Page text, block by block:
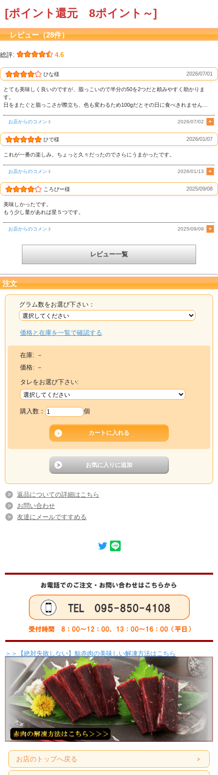
原料事情により、写真の通り 皮部分が白いものも含まれますが、
▽くじら日和スタッフオススメの食べ方▽
1. ハリハリ鍋や煮込み料理などに入れると鯨の旨味が広がり、より深い味わいの
出汁になります。
2. 脂がのった本皮に、あっさりとした味わいの赤肉を重ねると、より美味しくお
召し上がり頂けます。
本皮の上質な脂と赤肉が合わさることで、まるで尾の身のような味わいになりま
す。
保存方法-18℃以下で保存
賞味期限冷凍で3ヶ月（開封後はお早めにお召し上がりください）
内容量
お買い上げの際にお選び下さい
原産地
南氷洋産
原材料
ミンク鯨
お召し上
がり方
ブロックは、自然解凍後お好みの厚さにスライスしてお召し上がり下さ
い。
スライスは、自然解凍後そのままお召し上がりください。
かけポン酢等を付けてお召し上がり下さい。
[ポイント還元 8ポイント～]
レビュー（28件）
総評: 4.6
ひな様 2026/07/01
とても美味しく良いのですが、脂っこいので半分の50を2つだと頼みやすく助かりま
す。
日をまたぐと脂っこさが際立ち、色も変わるため100gだとその日に食べきれません…
お店からのコメント 2026/07/02
ひで様 2026/01/07
これが一番の楽しみ。ちょっと久々だったのでさらにうまかったです。
お店からのコメント 2026/01/13
ころぴー様 2025/09/08
美味しかったです。
もう少し量があれば星５つです。
お店からのコメント 2025/09/09
レビュー一覧
注文
グラム数をお選び下さい：
価格と在庫を一覧で確認する
在庫: －
価格: －
タレをお選び下さい:
購入数： 個
返品についての詳細はこちら
お問い合わせ
友達にメールですすめる
＞＞【絶対失敗しない】鯨赤肉の美味しい解凍方法はこちら
お店のトップへ戻る